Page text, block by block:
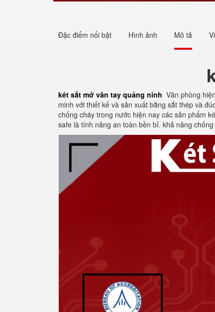
Đặc điểm nổi bật Hình ảnh Mô tả
két sắt mở vân tay quảng ninh Văn phòng
minh với thiết kế và sản xuất bằng sắt thép và
chống cháy trong nước hiện nay các sản phẩm
safe là tính năng an toàn bền bỉ. khả năng